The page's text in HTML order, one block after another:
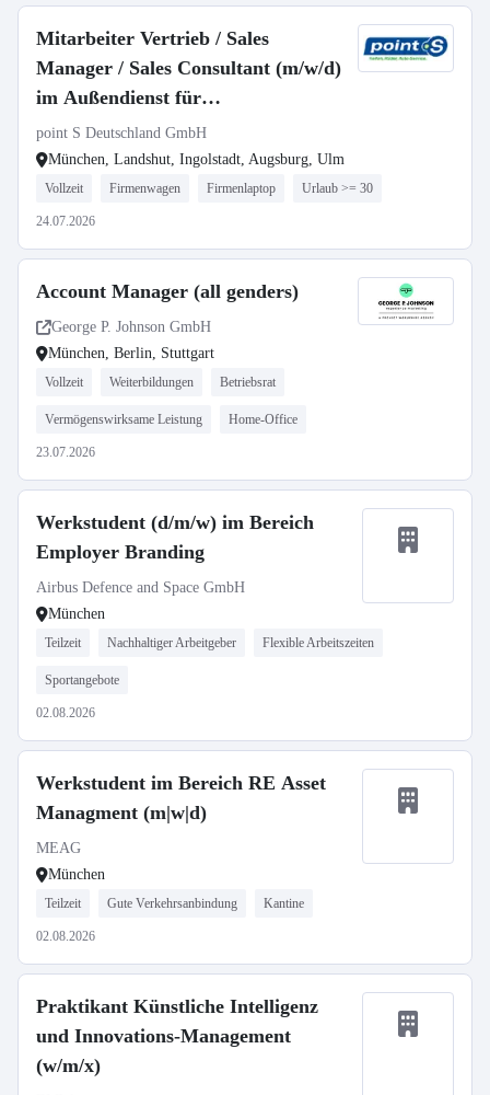
Mitarbeiter Vertrieb / Sales
Manager / Sales Consultant (m/w/d)
im Außendienst für
Postleitzahlbereich 8
point S Deutschland GmbH
München, Landshut, Ingolstadt, Augsburg, Ulm
Vollzeit Firmenwagen Firmenlaptop Urlaub >= 30
24.07.2026
Account Manager (all genders)
George P. Johnson GmbH
München, Berlin, Stuttgart
Vollzeit Weiterbildungen Betriebsrat
Vermögenswirksame Leistung Home-Office
23.07.2026
Werkstudent (d/m/w) im Bereich
Employer Branding
Airbus Defence and Space GmbH
München
Teilzeit Nachhaltiger Arbeitgeber Flexible Arbeitszeiten
Sportangebote
02.08.2026
Werkstudent im Bereich RE Asset
Managment (m|w|d)
MEAG
München
Teilzeit Gute Verkehrsanbindung Kantine
02.08.2026
Praktikant Künstliche Intelligenz
und Innovations-Management
(w/m/x)